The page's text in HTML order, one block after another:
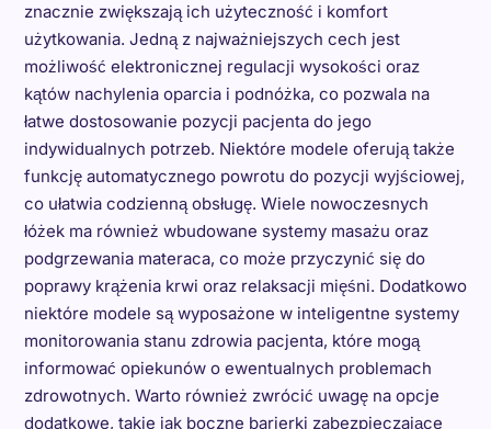
znacznie zwiększają ich użyteczność i komfort
użytkowania. Jedną z najważniejszych cech jest
możliwość elektronicznej regulacji wysokości oraz
kątów nachylenia oparcia i podnóżka, co pozwala na
łatwe dostosowanie pozycji pacjenta do jego
indywidualnych potrzeb. Niektóre modele oferują także
funkcję automatycznego powrotu do pozycji wyjściowej,
co ułatwia codzienną obsługę. Wiele nowoczesnych
łóżek ma również wbudowane systemy masażu oraz
podgrzewania materaca, co może przyczynić się do
poprawy krążenia krwi oraz relaksacji mięśni. Dodatkowo
niektóre modele są wyposażone w inteligentne systemy
monitorowania stanu zdrowia pacjenta, które mogą
informować opiekunów o ewentualnych problemach
zdrowotnych. Warto również zwrócić uwagę na opcje
dodatkowe, takie jak boczne barierki zabezpieczające